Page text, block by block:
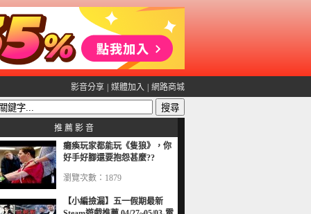
影音分享 媒體加入 網路商城
推 薦 影 音
癱瘓玩家都能玩《隻狼》，你
好手好腳還要抱怨甚麼??
瀏覽次數：1879
【小編撿漏】五一假期最新